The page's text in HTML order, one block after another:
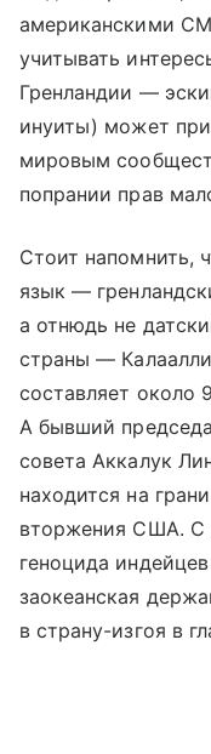
американскими
учитывать
Гренландии —
инуиты) может
мировым
попрании прав
Стоит напомнить,
язык —
а отнюдь не
страны —
составляет около
А бывший
совета Аккалук
находится на
вторжения США. С
геноцида
заокеанская
в страну-изгоя в